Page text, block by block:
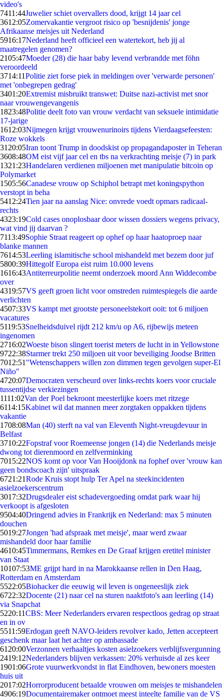
video's
7411:44Juwelier schiet overvallers dood, krijgt 14 jaar cel
3612:05Zomervakantie vergroot risico op 'besnijdenis' jonge
Afrikaanse meisjes uit Nederland
5916:17Nederland heeft officieel een watertekort, heb jij al
maatregelen genomen?
2105:47Moeder (28) die haar baby levend verbrandde met föhn
veroordeeld
3714:11Politie ziet forse piek in meldingen over 'verwarde personen'
met 'onbegrepen gedrag'
3401:20Extremist misbruikt transwet: Duitse nazi-activist met snor
naar vrouwengevangenis
1823:48Politie deelt foto van vrouw verdacht van seksuele intimidatie
17-jarige
1612:03Nijmegen krijgt vrouwenurinoirs tijdens Vierdaagsefeesten:
Roze wokkels
31 20:05Iran toont Trump in doodskist op propagandaposter in Teheran
3608:48OM eist vijf jaar cel en tbs na verkrachting meisje (7) in park
1321:23Handelaren verdienen miljoenen met manipulatie bitcoin op
Polymarket
1505:56Canadese vrouw op Schiphol betrapt met koningspython
verstopt in beha
5412:24Tien jaar na aanslag Nice: onvrede voedt opmars radicaal-
rechts
4323:19Cold cases onoplosbaar door wissen dossiers wegens privacy,
wat vind jij daarvan ?
7113:49Sophie Straat reageert op ophef op haar haatoproep naar
blanke mannen
7614:53Leerling islamitische school mishandeld met bezem door juf
5800:39Hittegolf Europa eist ruim 10.000 levens
1616:43Antiterreurpolitie neemt onderzoek moord Ann Widdecombe
over
4319:57VS geeft groen licht voor omstreden ruimtespiegels die aarde
verlichten
4507:33VS kampt met grootste personeelstekort ooit: tot 6 miljoen
vacatures
5119:53Snelheidsduivel rijdt 212 km/u op A6, rijbewijs meteen
ingenomen
2716:02Woeste bison slingert toerist meters de lucht in in Yellowstone
9722:38Starmer trekt 250 miljoen uit voor beveiliging Joodse Britten
7012:51 "Wetenschappers willen zon dimmen tegen gevolgen super-El
Niño"
4720:07Democraten verscheurd over links-rechts koers voor cruciale
tussentijdse verkiezingen
1111:02Van der Poel bekroont meesterlijke koers met ritzege
6114:15Kabinet wil dat mannen meer zorgtaken oppakken tijdens
vakantie
1708:08Man (40) sterft na val van Eleventh Night-vreugdevuur in
Belfast
3710:22Fopstraf voor Roemeense jongen (14) die Nederlands meisje
dwong tot dierenmoord en zelfverminking
7015:22NOS komt op voor Van Hooijdonk na fophef over 'vrouw kan
geen bondscoach zijn' uitspraak
6721:21Rode Kruis stopt hulp Ter Apel na steekincidenten
asielzoekerscentrum
3017:32Drugsdealer eist schadevergoeding omdat park waar hij
verkoopt is afgesloten
9504:40Dringend advies in Frankrijk en Nederland: max 5 minuten
douchen
5019:27Jongen 'had afspraak met meisje', maar werd zwaar
mishandeld door haar familie
4610:45Timmermans, Remkes en De Graaf krijgen eretitel minister
van Staat
10107:53ME grijpt hard in na Marokkaanse rellen in Den Haag,
Rotterdam en Amsterdam
5522:05Biohacker die eeuwig wil leven is ongeneeslijk ziek
6722:32Docente (21) naar cel na sturen naaktfoto's aan leerling (14)
via Snapchat
5220:11CBS: Meer Nederlanders ervaren respectloos gedrag op straat
en in ov
5511:59Erdogan geeft NAVO-leiders revolver kado, Jetten accepteert
geschenk maar laat het achter op ambassade
61 20:00Verzonnen verhaaltjes kosten asielzoekers verblijfsvergunning
2419:12Nederlanders blijven verkassen: 20% verhuisde al zes keer
1901:06Grote vuurwerkvondst in flat Eindhoven, bewoners moesten
huis uit
2017:02Horrorproducent betaalde vrouwen om meisjes te mishandelen
4906:19Documentairemaker ontmoet meest inteelte familie van de VS